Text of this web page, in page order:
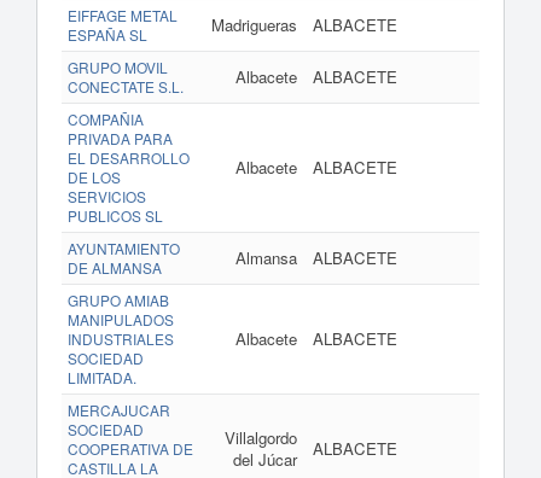
EIFFAGE METAL
ESPAÑA SL
Madrigueras ALBACETE
GRUPO MOVIL
CONECTATE S.L.
Albacete ALBACETE
COMPAÑIA
PRIVADA PARA
EL DESARROLLO
DE LOS
SERVICIOS
PUBLICOS SL
Albacete ALBACETE
AYUNTAMIENTO
DE ALMANSA
Almansa ALBACETE
GRUPO AMIAB
MANIPULADOS
INDUSTRIALES
SOCIEDAD
LIMITADA.
Albacete ALBACETE
MERCAJUCAR
SOCIEDAD
COOPERATIVA DE
CASTILLA LA
Villalgordo
del Júcar
ALBACETE